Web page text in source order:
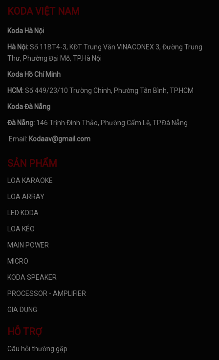
KODA VIỆT NAM
Koda Hà Nội
Hà Nội:Số 11BT4-3, KĐT Trung Văn VINACONEX 3, Đường Trung
Thư, Phường Đại Mỗ, TP.Hà Nội
Koda Hồ Chí Minh
HCM:Số 449/23/10 Trường Chinh, Phường Tân Bình, TP.HCM
Koda Đà Nẵng
Đà Nẵng: 146 Trịnh Đình Thảo, Phường Cẩm Lệ, TP.Đà Nẵng
Email: Kodaav@gmail.com
SẢN PHẨM
LOA KARAOKE
LOA ARRAY
LED KODA
LOA KÉO
MAIN POWER
MICRO
KODA SPEAKER
PROCESSOR - AMPLIFIER
GIA DỤNG
HỖ TRỢ
Câu hỏi thường gặp